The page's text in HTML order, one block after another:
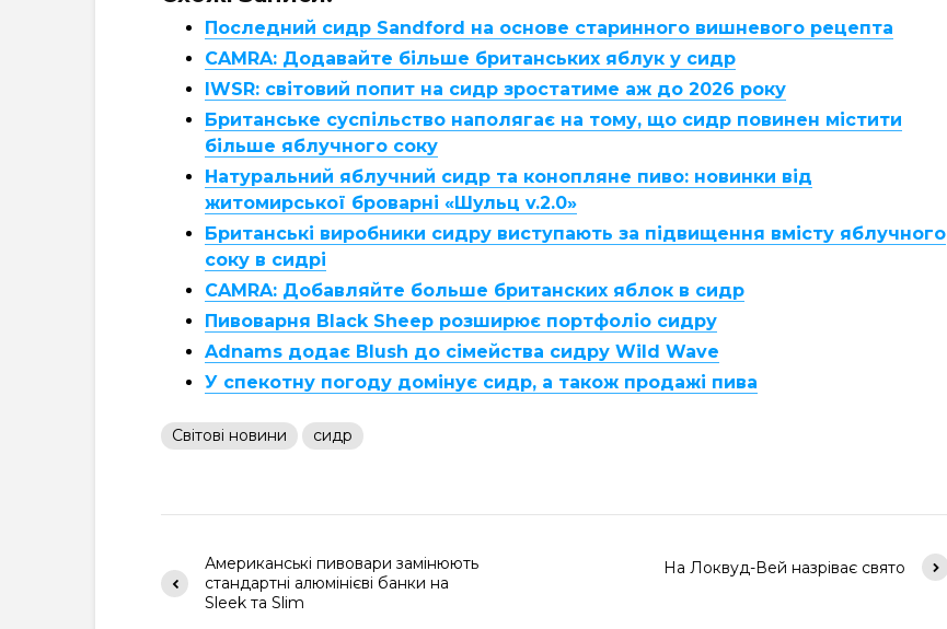
Последний сидр Sandford на основе старинного вишневого рецепта
CAMRA: Додавайте більше британських яблук у сидр
IWSR: світовий попит на сидр зростатиме аж до 2026 року
Британське суспільство наполягає на тому, що сидр повинен містити
більше яблучного соку
Натуральний яблучний сидр та конопляне пиво: новинки від
житомирської броварні «Шульц v.2.0»
Британські виробники сидру виступають за підвищення вмісту яблучного
соку в сидрі
CAMRA: Добавляйте больше британских яблок в сидр
Пивоварня Black Sheep розширює портфоліо сидру
Adnams додає Blush до сімейства сидру Wild Wave
У спекотну погоду домінує сидр, а також продажі пива
Світові новини сидр
Американські пивовари замінюють
стандартні алюмінієві банки на
Sleek та Slim
На Локвуд-Вей назріває свято